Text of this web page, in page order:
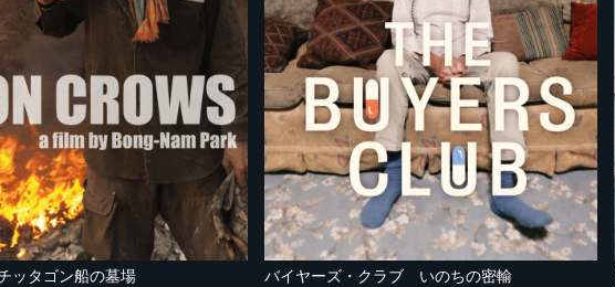
ッタゴン船の墓場 バイヤーズ・クラブ いのちの密輸